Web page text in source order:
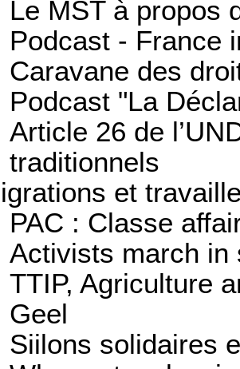
Le MST à propos
Podcast - France
Caravane des
Podcast "La
Article 26 de
traditionnels
et
PAC : Classe
Activists march in
TTIP, Agriculture
Geel
Siilons solidaires